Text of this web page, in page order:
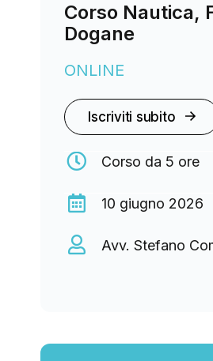
Corso Nautica,
Dogane
ONLINE
Iscriviti subito
Corso da 5 ore
10 giugno 2026
Avv. Stefano